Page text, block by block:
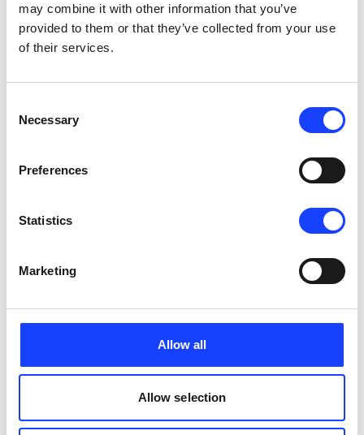
may combine it with other information that you’ve
provided to them or that they’ve collected from your use
of their services.
Selection
Necessary
Preferences
Statistics
Marketing
Allow all
Allow selection
Vertical Mill Maintenance Seminar
Maintenance
Seminario de Mantenimiento Basado en